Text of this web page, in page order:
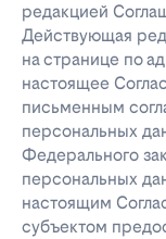
редакцией
Действующая
на странице по
настоящее
письменным
персональных
Федерального
персональных
настоящим
субъектом